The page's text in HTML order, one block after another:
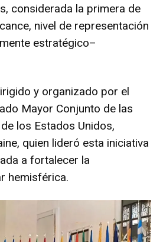
considerada la primera de
nivel de representación
estratégico–
y organizado por el
Mayor Conjunto de las
los Estados Unidos,
quien lideró esta iniciativa
a fortalecer la
hemisférica.